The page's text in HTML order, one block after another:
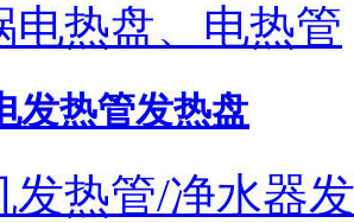
电热盘、电热管
发热管发热盘
发热管/净水器